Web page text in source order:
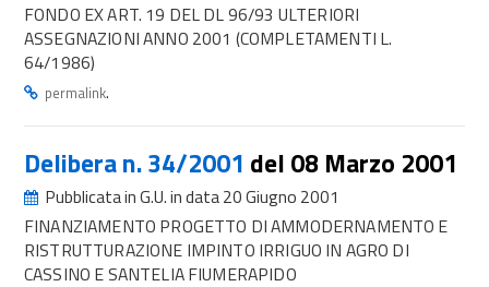
FONDO EX ART. 19 DEL DL 96/93 ULTERIORI
ASSEGNAZIONI ANNO 2001 (COMPLETAMENTI L.
64/1986)
permalink.
Delibera n. 34/2001 del 08 Marzo 2001
Pubblicata in G.U. in data 20 Giugno 2001
FINANZIAMENTO PROGETTO DI AMMODERNAMENTO E
RISTRUTTURAZIONE IMPINTO IRRIGUO IN AGRO DI
CASSINO E SANTELIA FIUMERAPIDO